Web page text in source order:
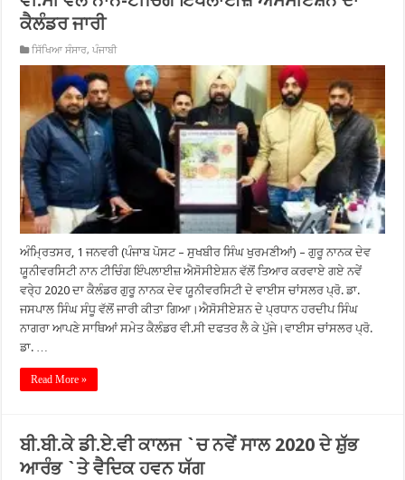
ਕੈਲੰਡਰ ਜਾਰੀ
ਸਿੱਖਿਆ ਸੰਸਾਰ,ਪੰਜਾਬੀ
ਅੰਮ੍ਰਿਤਸਰ, 1 ਜਨਵਰੀ (ਪੰਜਾਬ ਪੋਸਟ – ਸੁਖਬੀਰ ਸਿੰਘ ਖੁਰਮਣੀਆਂ) – ਗੁਰੂ ਨਾਨਕ ਦੇਵ
ਯੂਨੀਵਰਸਿਟੀ ਨਾਨ ਟੀਚਿੰਗ ਇੰਪਲਾਈਜ਼ ਐਸੋਸੀਏਸ਼ਨ ਵੱਲੋਂ ਤਿਆਰ ਕਰਵਾਏ ਗਏ ਨਵੇਂ
ਵਰੇ੍ਹ 2020 ਦਾ ਕੈਲੰਡਰ ਗੁਰੂ ਨਾਨਕ ਦੇਵ ਯੂਨੀਵਰਸਿਟੀ ਦੇ ਵਾਈਸ ਚਾਂਸਲਰ ਪ੍ਰੋ. ਡਾ.
ਜਸਪਾਲ ਸਿੰਘ ਸੰਧੂ ਵੱਲੋਂ ਜਾਰੀ ਕੀਤਾ ਗਿਆ।ਐਸੋਸੀਏਸ਼ਨ ਦੇ ਪ੍ਰਧਾਨ ਹਰਦੀਪ ਸਿੰਘ
ਨਾਗਰਾ ਆਪਣੇ ਸਾਥਿਆਂ ਸਮੇਤ ਕੈਲੰਡਰ ਵੀ.ਸੀ ਦਫਤਰ ਲੈ ਕੇ ਪੁੱਜੇ।ਵਾਈਸ ਚਾਂਸਲਰ ਪ੍ਰੋ.
ਡਾ. …
Read More »
ਬੀ.ਬੀ.ਕੇ ਡੀ.ਏ.ਵੀ ਕਾਲਜ `ਚ ਨਵੇਂ ਸਾਲ 2020 ਦੇ ਸ਼ੁੱਭ
ਆਰੰਭ `ਤੇ ਵੈਦਿਕ ਹਵਨ ਯੱਗ